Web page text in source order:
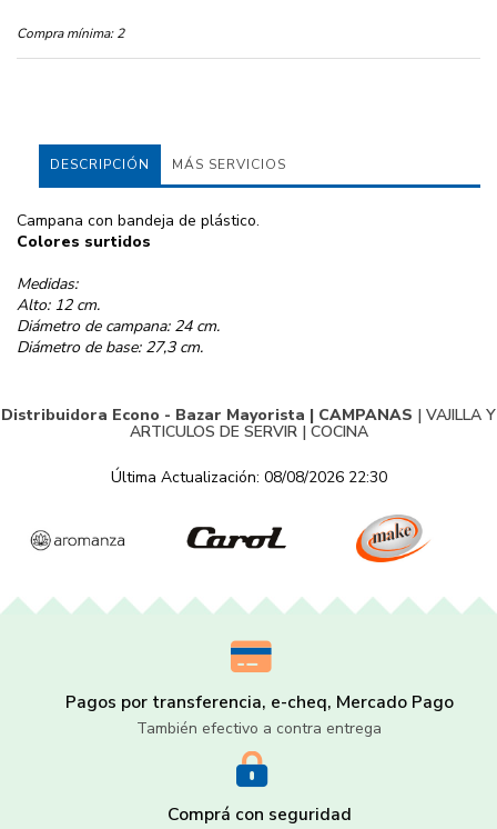
Compra mínima: 2
DESCRIPCIÓN MÁS SERVICIOS
Campana con bandeja de plástico.
Colores surtidos
Medidas:
Alto: 12 cm.
Diámetro de campana: 24 cm.
Diámetro de base: 27,3 cm.
Distribuidora Econo - Bazar Mayorista | CAMPANAS | VAJILLA Y
ARTICULOS DE SERVIR| COCINA
Última Actualización: 08/08/2026 22:30
Pagos por transferencia, e-cheq, Mercado Pago
También efectivo a contra entrega
Comprá con seguridad